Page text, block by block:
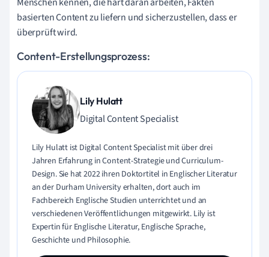
basierten Content zu liefern und sicherzustellen, dass er
überprüft wird.
Content-Erstellungsprozess:
Lily Hulatt
Digital Content Specialist
Lily Hulatt ist Digital Content Specialist mit über drei
Jahren Erfahrung in Content-Strategie und Curriculum-
Design. Sie hat 2022 ihren Doktortitel in Englischer Literatur
an der Durham University erhalten, dort auch im
Fachbereich Englische Studien unterrichtet und an
verschiedenen Veröffentlichungen mitgewirkt. Lily ist
Expertin für Englische Literatur, Englische Sprache,
Geschichte und Philosophie.